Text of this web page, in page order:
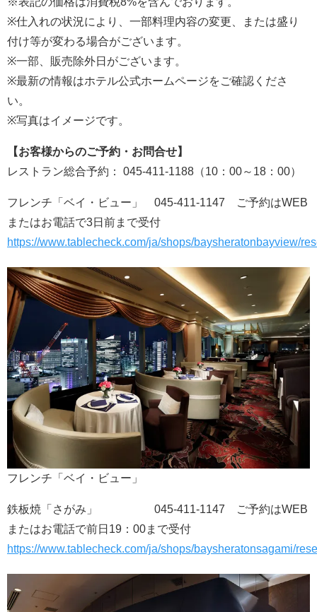
※仕入れの状況により、一部料理内容の変更、または盛り
付け等が変わる場合がございます。
※一部、販売除外日がございます。
※最新の情報はホテル公式ホームページをご確認くださ
い。
※写真はイメージです。
【お客様からのご予約・お問合せ】
レストラン総合予約： 045-411-1188（10：00～18：00）
フレンチ「ベイ・ビュー」 045-411-1147 ご予約はWEB
またはお電話で3日前まで受付
https://www.tablecheck.com/ja/shops/baysheratonbayview/
フレンチ「ベイ・ビュー」
鉄板焼「さがみ」 045-411-1147 ご予約はWEB
またはお電話で前日19：00まで受付
https://www.tablecheck.com/ja/shops/baysheratonsagami/